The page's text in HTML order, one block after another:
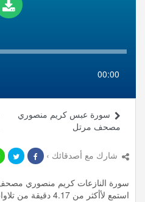
00:00
سورة عبس كريم منصوري
مصحف مرتل
شارك مع أصدقائك ›
استمع لأأكثر من 4.17 دقيقة من تلاوات المميزة مجانا.